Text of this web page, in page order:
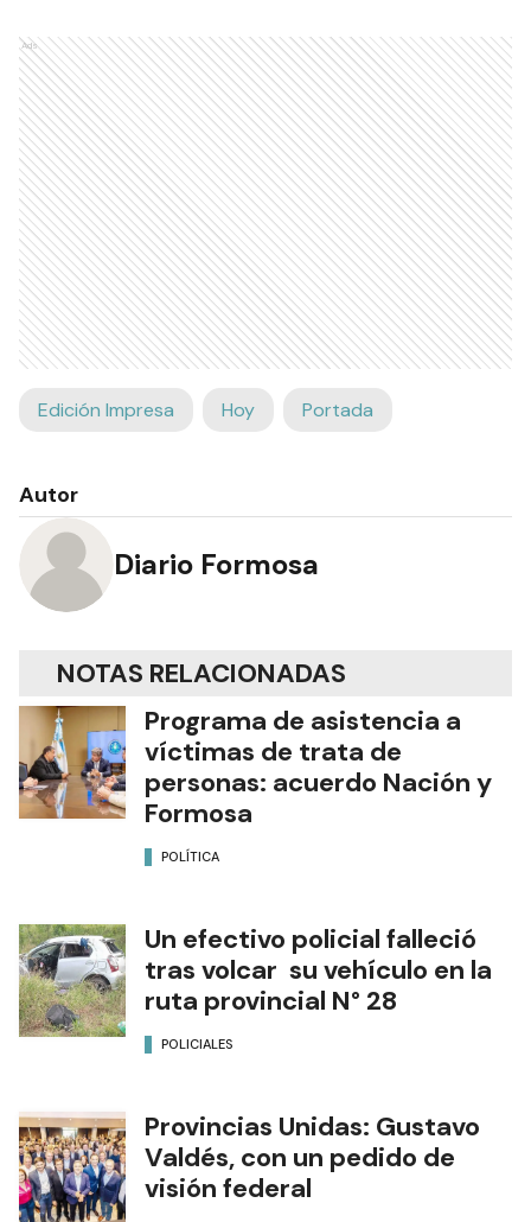
Ads
Edición Impresa Hoy Portada
Autor
Diario Formosa
NOTAS RELACIONADAS
Programa de asistencia a
víctimas de trata de
personas: acuerdo Nación y
Formosa
POLÍTICA
Un efectivo policial falleció
tras volcar su vehículo en la
ruta provincial N° 28
POLICIALES
Provincias Unidas: Gustavo
Valdés, con un pedido de
visión federal